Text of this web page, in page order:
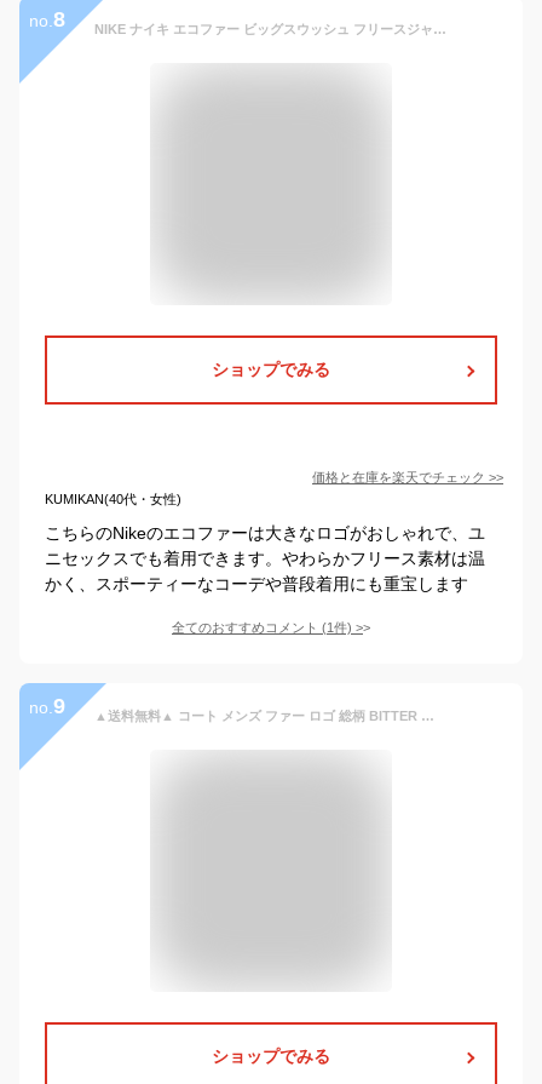
no. 8 NIKE ナイキ エコファー ビッグスウッシュ フリースジャケット CU6559-010 黒 ブラック レディース メンズ
ショップでみる
価格と在庫を楽天でチェック >>
KUMIKAN(40代・女性)
こちらのNikeのエコファーは大きなロゴがおしゃれで、ユ
ニセックスでも着用できます。やわらかフリース素材は温
かく、スポーティーなコーデや普段着用にも重宝します
全てのおすすめコメント (1件) >
no. 9 ▲送料無料▲ コート メンズ ファー ロゴ 総柄 BITTER ビター系 秋冬【RUMSODA(ラムソーダ)ロゴ総柄ファーコート】モコモコ ファーコート フェイクファー ガウン もこもこ 柔らか 暖か あったか ボリュームファー ユニセックス aa-1243
ショップでみる